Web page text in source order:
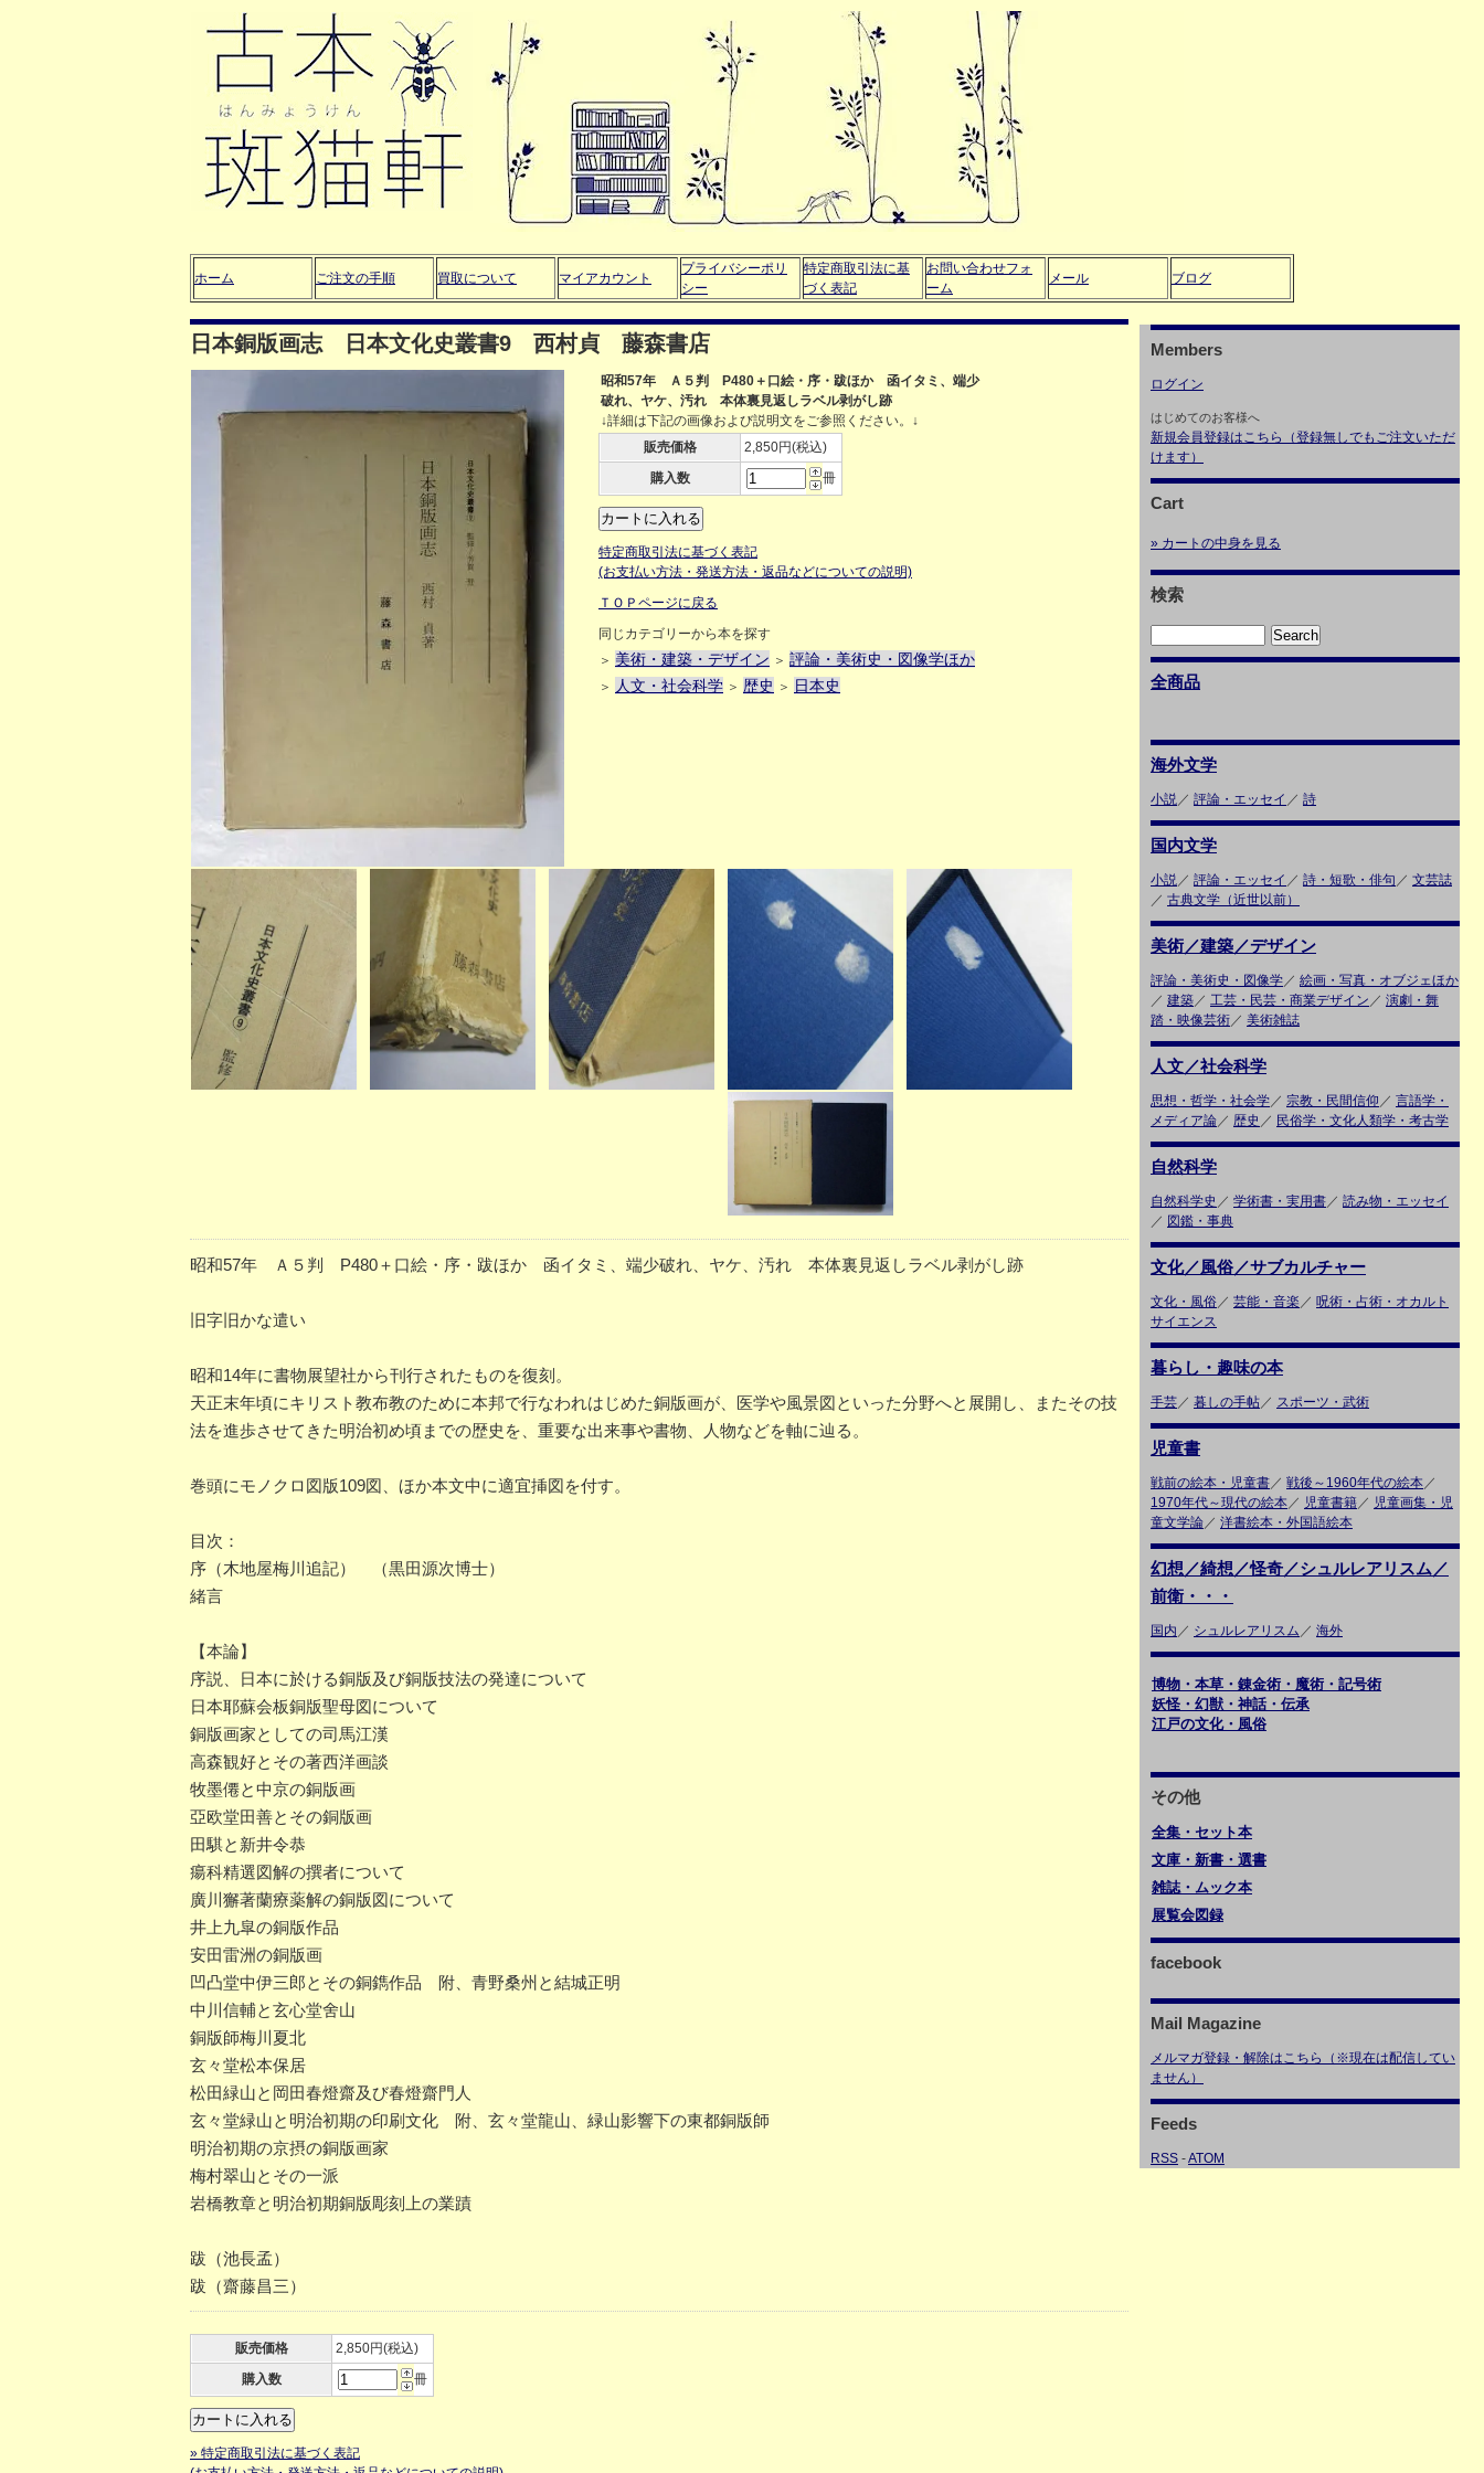
ホーム ご注文の手順 買取について マイアカウント
プライバシーポリ
シー
特定商取引法に基
づく表記
お問い合わせフォ
ーム
メール ブログ
日本銅版画志 日本文化史叢書9 西村貞 藤森書店
昭和57年 Ａ５判 P480＋口絵・序・跋ほか 函イタミ、端少
破れ、ヤケ、汚れ 本体裏見返しラベル剥がし跡
↓詳細は下記の画像および説明文をご参照ください。↓
販売価格
2,850円(税込)
購入数
冊
特定商取引法に基づく表記
(お支払い方法・発送方法・返品などについての説明)
ＴＯＰページに戻る
同じカテゴリーから本を探す
＞ 美術・建築・デザイン ＞ 評論・美術史・図像学ほか
＞ 人文・社会科学 ＞ 歴史 ＞ 日本史
昭和57年 Ａ５判 P480＋口絵・序・跋ほか 函イタミ、端少破れ、ヤケ、汚れ 本体裏見返しラベル剥がし跡
旧字旧かな遣い
昭和14年に書物展望社から刊行されたものを復刻。
天正末年頃にキリスト教布教のために本邦で行なわれはじめた銅版画が、医学や風景図といった分野へと展開し、またその技
法を進歩させてきた明治初め頃までの歴史を、重要な出来事や書物、人物などを軸に辿る。
巻頭にモノクロ図版109図、ほか本文中に適宜挿図を付す。
目次：
序（木地屋梅川追記） （黒田源次博士）
緒言
【本論】
序説、日本に於ける銅版及び銅版技法の発達について
日本耶蘇会板銅版聖母図について
銅版画家としての司馬江漢
高森観好とその著西洋画談
牧墨僊と中京の銅版画
亞欧堂田善とその銅版画
田騏と新井令恭
瘍科精選図解の撰者について
廣川獬著蘭療薬解の銅版図について
井上九皐の銅版作品
安田雷洲の銅版画
凹凸堂中伊三郎とその銅鐫作品 附、青野桑州と結城正明
中川信輔と玄心堂舍山
銅版師梅川夏北
玄々堂松本保居
松田緑山と岡田春燈齋及び春燈齋門人
玄々堂緑山と明治初期の印刷文化 附、玄々堂龍山、緑山影響下の東都銅版師
明治初期の京摂の銅版画家
梅村翠山とその一派
岩橋教章と明治初期銅版彫刻上の業蹟
跋（池長孟）
跋（齋藤昌三）
販売価格
2,850円(税込)
購入数
冊
» 特定商取引法に基づく表記
Members
ログイン
はじめてのお客様へ
新規会員登録はこちら（登録無しでもご注文いただ
けます）
Cart
» カートの中身を見る
検索
全商品
海外文学
小説／ 評論・エッセイ ／ 詩
国内文学
小説／ 評論・エッセイ ／ 詩・短歌・俳句 ／ 文芸誌
／ 古典文学（近世以前）
美術／建築／デザイン
評論・美術史・図像学／ 絵画・写真・オブジェほか
／ 建築／ 工芸・民芸・商業デザイン ／ 演劇・舞
踏・映像芸術／ 美術雑誌
人文／社会科学
思想・哲学・社会学／ 宗教・民間信仰 ／ 言語学・
メディア論／ 歴史 ／ 民俗学・文化人類学・考古学
自然科学
自然科学史 ／ 学術書・実用書／ 読み物・エッセイ
／ 図鑑・事典
文化／風俗／サブカルチャー
文化・風俗／ 芸能・音楽 ／ 呪術・占術・オカルト
サイエンス
暮らし・趣味の本
手芸／ 暮しの手帖／ スポーツ・武術
児童書
戦前の絵本・児童書／ 戦後～1960年代の絵本／
1970年代～現代の絵本／ 児童書籍／ 児童画集・児
童文学論／ 洋書絵本・外国語絵本
幻想／綺想／怪奇／シュルレアリスム／
前衛・・・
国内 ／ シュルレアリスム ／ 海外
博物・本草・錬金術・魔術・記号術
妖怪・幻獣・神話・伝承
江戸の文化・風俗
その他
全集・セット本
文庫・新書・選書
雑誌・ムック本
展覧会図録
facebook
Mail Magazine
メルマガ登録・解除はこちら（※現在は配信してい
ません）
Feeds
RSS -ATOM